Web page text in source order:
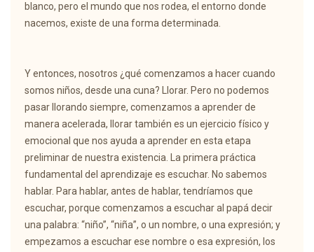
blanco, pero el mundo que nos rodea, el entorno donde
nacemos, existe de una forma determinada.
Y entonces, nosotros ¿qué comenzamos a hacer cuando
somos niños, desde una cuna? Llorar. Pero no podemos
pasar llorando siempre, comenzamos a aprender de
manera acelerada, llorar también es un ejercicio físico y
emocional que nos ayuda a aprender en esta etapa
preliminar de nuestra existencia. La primera práctica
fundamental del aprendizaje es escuchar. No sabemos
hablar. Para hablar, antes de hablar, tendríamos que
escuchar, porque comenzamos a escuchar al papá decir
una palabra: “niño”, “niña”, o un nombre, o una expresión; y
empezamos a escuchar ese nombre o esa expresión, los